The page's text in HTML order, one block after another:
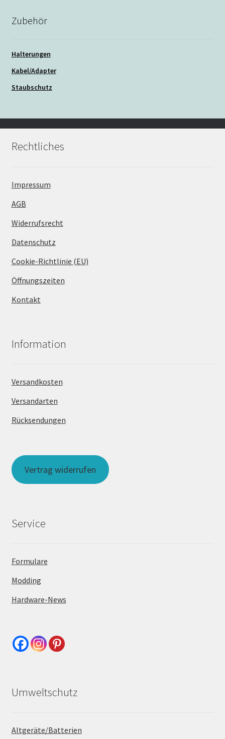
Zubehör
Halterungen
Kabel/Adapter
Staubschutz
Rechtliches
Impressum
AGB
Widerrufsrecht
Datenschutz
Cookie-Richtlinie (EU)
Öffnungszeiten
Kontakt
Information
Versandkosten
Versandarten
Rücksendungen
Vertrag widerrufen
Service
Formulare
Modding
Hardware-News
Umweltschutz
Altgeräte/Batterien